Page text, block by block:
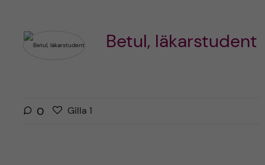
Betul, läkarstudent
0
G
Gilla 1g